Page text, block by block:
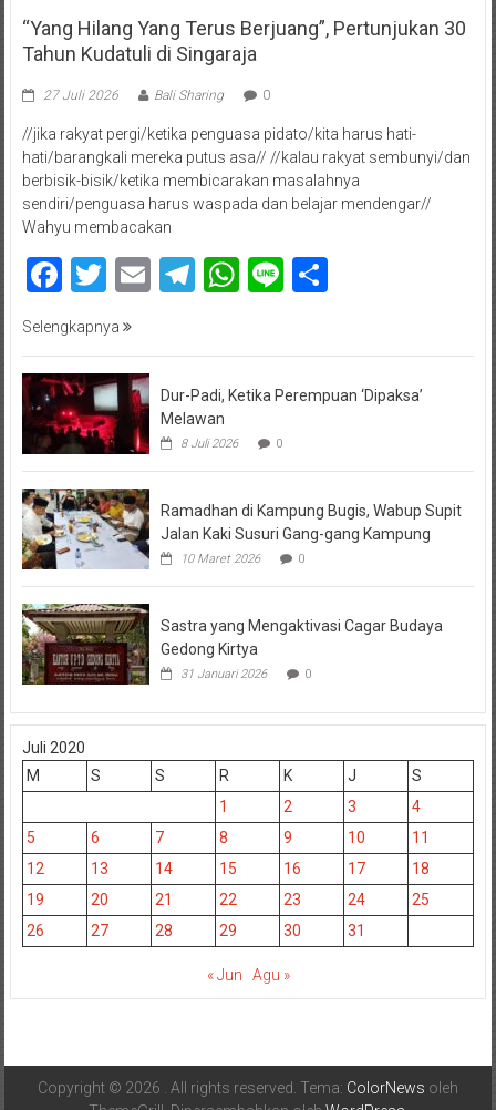
“Yang Hilang Yang Terus Berjuang”, Pertunjukan 30
Tahun Kudatuli di Singaraja
27 Juli 2026 Bali Sharing 0
//jika rakyat pergi/ketika penguasa pidato/kita harus hati-
hati/barangkali mereka putus asa// //kalau rakyat sembunyi/dan
berbisik-bisik/ketika membicarakan masalahnya
sendiri/penguasa harus waspada dan belajar mendengar//
Wahyu membacakan
Facebook
Twitter
EmailTelegram
WhatsApp
Line
Selengkapnya
Dur-Padi, Ketika Perempuan ‘Dipaksa’
Melawan
8 Juli 2026 0
Ramadhan di Kampung Bugis, Wabup Supit
Jalan Kaki Susuri Gang-gang Kampung
10 Maret 2026 0
Sastra yang Mengaktivasi Cagar Budaya
Gedong Kirtya
31 Januari 2026 0
Juli 2020
M
S S R K J
S
1
2 3
4
5
6 7 8 9 10
11
12
13 14 15 16 17
18
19
20 21 22 23 24
25
26
27 28 29 30 31
« Jun Agu »
Copyright © 2026 . All rights reserved. Tema: ColorNews oleh